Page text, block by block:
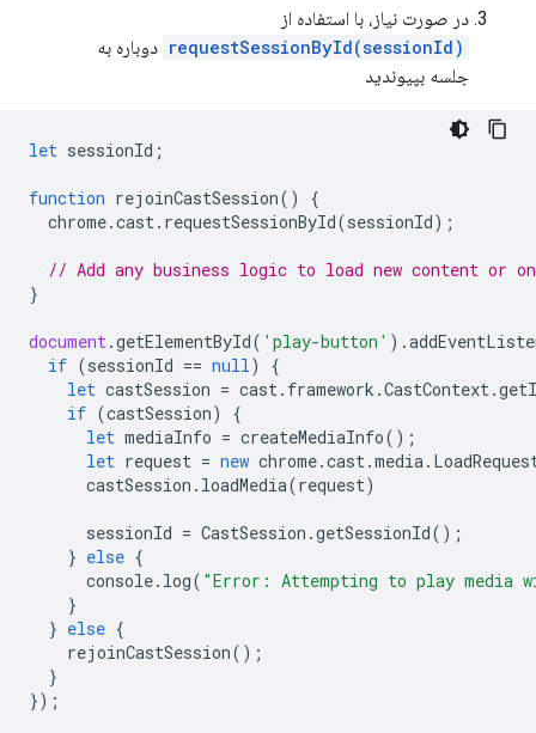
در صورت نیاز، با استفاده از
requestSessionById(sessionId) دوباره به
جلسه بپیوندید
let sessionId ;
function rejoinCastSession()
{
chrome.cast. requestSessionById(sessionId);
// Add any business logic to load new content or
}
document.getElementById( 'play-button' ).
if (sessionId == null)
{
let castSession = cast. framework .CastContext.
if (castSession)
{
let mediaInfo = createMediaInfo();
let request = new chrome.cast.media.
castSession . loadMedia(request)
sessionId = CastSession .getSessionId();
} else {
console. log( "Error: Attempting to play media
}
} else {
rejoinCastSession();
}
});